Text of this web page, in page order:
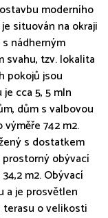
moderního
situován na okraji
nádherným
svahu, tzv. lokalita
pokojů jsou
cca 5, 5 mln
dům s valbovou
742 m2.
s dostatkem
obývací
m2. Obývací
a je prosvětlen
o velikosti